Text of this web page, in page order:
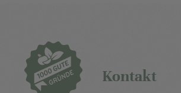
Kontakt